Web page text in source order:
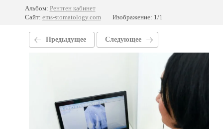
Альбом: Рентген кабинет
Сайт: ems-stomatology.com Изображение: 1/1
Предыдущее Следующее